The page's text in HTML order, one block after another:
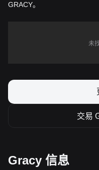
GRACY。
未
交易
Gracy 信息